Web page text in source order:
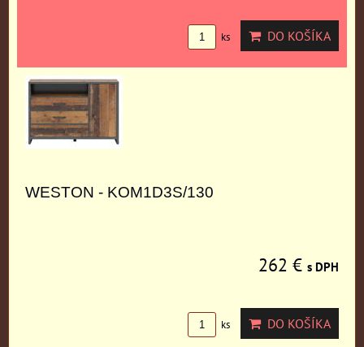
ks DO KOŠÍKA
WESTON - KOM1D3S/130
262 € s DPH
ks DO KOŠÍKA